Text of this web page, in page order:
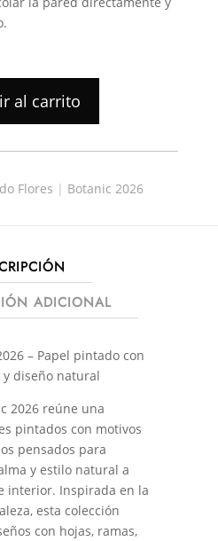
al carrito
Flores | Botanic 2026
ADICIONAL
– Papel pintado con
diseño natural
2026 reúne una
pintados con motivos
pensados para
y estilo natural a
interior. Inspirada en la
esta colección
con hojas, ramas,